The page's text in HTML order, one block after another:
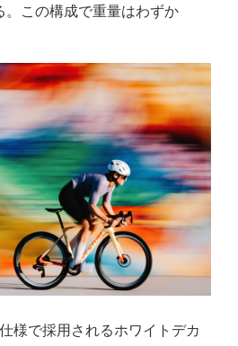
。この構成で重量はわずか
様で採用されるホワイトデカ